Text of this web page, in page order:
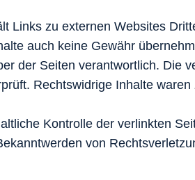
Links zu externen Websites
auch keine Gewähr
der Seiten verantwortlich. Die
Rechtswidrige Inhalte
Kontrolle der verlinkten
von